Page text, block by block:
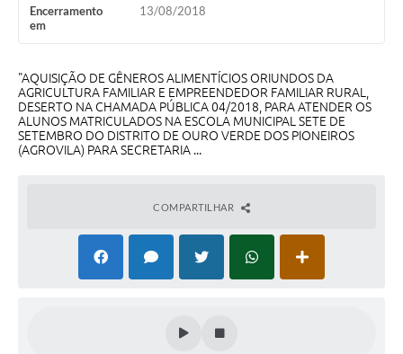
Obras
Projetos
Contas Públicas
Legislação
Editais
Telefones Úteis
Encerramento
em
13/08/2018
"AQUISIÇÃO DE GÊNEROS ALIMENTÍCIOS ORIUNDOS DA
AGRICULTURA FAMILIAR E EMPREENDEDOR FAMILIAR RURAL,
DESERTO NA CHAMADA PÚBLICA 04/2018, PARA ATENDER OS
ALUNOS MATRICULADOS NA ESCOLA MUNICIPAL SETE DE
SETEMBRO DO DISTRITO DE OURO VERDE DOS PIONEIROS
(AGROVILA) PARA SECRETARIA ...
COMPARTILHAR